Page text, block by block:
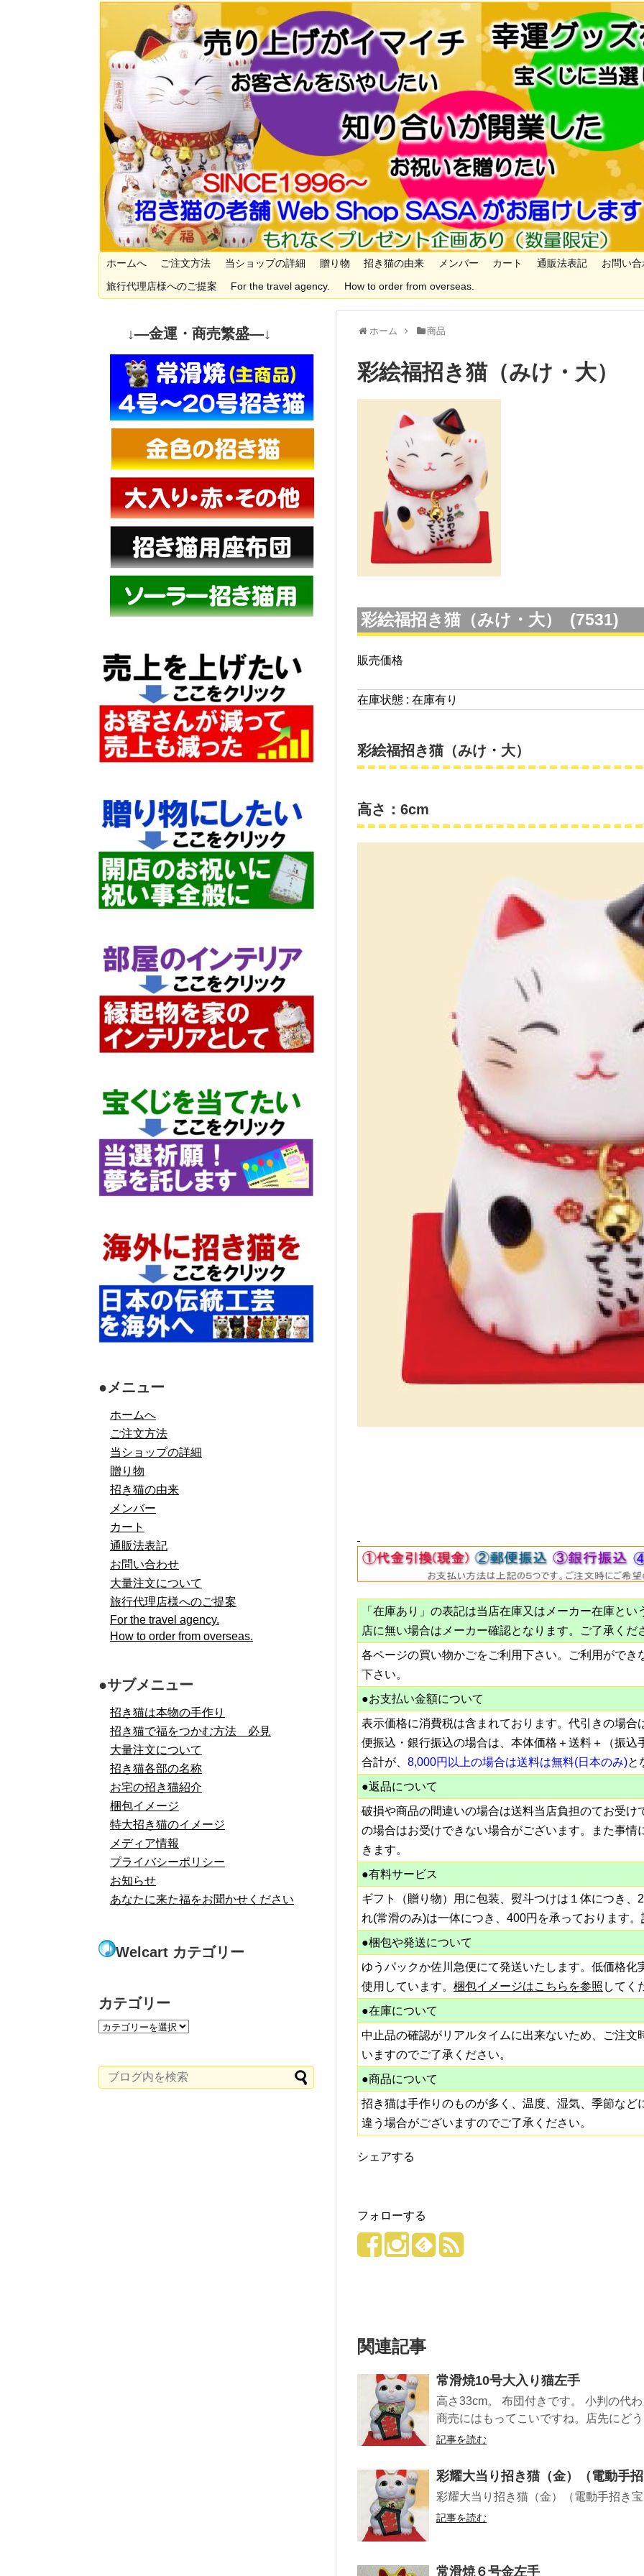
ホームへ ご注文方法 当ショップの詳細 贈り物 招き猫の由来 メンバー カート 通販法表記
お問い合
旅行代理店様へのご提案
For the travel agency. How to order from overseas.
ホーム 商品
彩絵福招き猫（みけ・大）
彩絵福招き猫（みけ・大） (7531)
販売価格
在庫状態 : 在庫有り
彩絵福招き猫（みけ・大）
高さ：6cm
「在庫あり」の表記は当店在庫又はメーカー在庫と
店に無い場合はメーカー確認となります。ご了承く
各ページの買い物かごをご利用下さい。ご利用ができ
下さい。
●お支払い金額について
表示価格に消費税は含まれております。代引きの場
便振込・銀行振込の場合は、本体価格＋送料＋（振
合計が、 8,000円以上の場合は送料は無料(日本のみ)と
●返品について
破損や商品の間違いの場合は送料当店負担のてお受
の場合はお受けできない場合がございます。また事
きます。
●有料サービス
ギフト（贈り物）用に包装、熨斗つけは１体につき
れ(常滑のみ)は一体につき、400円を承っております。
●梱包や発送について
ゆうパックか佐川急便にて発送いたします。低価格
使用しています。 梱包イメージはこちらを参照 してく
●在庫について
中止品の確認がリアルタイムに出来ないため、ご注
いますのでご了承ください。
●商品について
招き猫は手作りのものが多く、温度、湿気、季節な
違う場合がございますのでご了承ください。
シェアする
フォローする
関連記事
常滑焼10号大入り猫左手
高さ33cm。 布団付きです。 小判の代
商売にはもってこいですね。店先にど
記事を読む
彩耀大当り招き猫（金）（電動手
彩耀大当り招き猫（金）（電動手招き
記事を読む
常滑焼６号金左手
↓—金運・商売繁盛—↓
●メニュー
ホームへ
ご注文方法
当ショップの詳細
贈り物
招き猫の由来
メンバー
カート
通販法表記
お問い合わせ
大量注文について
旅行代理店様へのご提案
For the travel agency.
How to order from overseas.
●サブメニュー
招き猫は本物の手作り
招き猫で福をつかむ方法 必見
大量注文について
招き猫各部の名称
お宅の招き猫紹介
梱包イメージ
特大招き猫のイメージ
メディア情報
プライバシーポリシー
お知らせ
あなたに来た福をお聞かせください
Welcart カテゴリー
カテゴリー